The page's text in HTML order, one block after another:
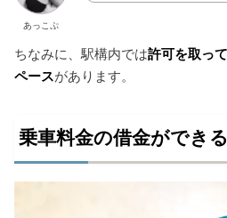
あっこぷ
ちなみに、駅構内では許可を取っ
ペースがあります。
乗車料金の借金ができる